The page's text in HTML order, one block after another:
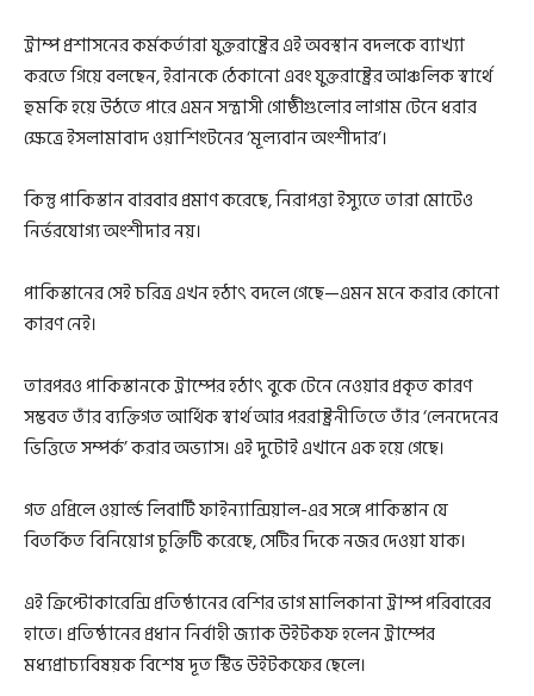
ট্রাম্প প্রশাসনের কর্মকর্তারা যুক্তরাষ্ট্রের এই অবস্থান বদলকে ব্যাখ্যা
করতে গিয়ে বলছেন, ইরানকে ঠেকানো এবং যুক্তরাষ্ট্রের আঞ্চলিক স্বার্থে
হুমকি হয়ে উঠতে পারে এমন সন্ত্রাসী গোষ্ঠীগুলোর লাগাম টেনে ধরার
ক্ষেত্রে ইসলামাবাদ ওয়াশিংটনের ‘মূল্যবান অংশীদার’।
কিন্তু পাকিস্তান বারবার প্রমাণ করেছে, নিরাপত্তা ইস্যুতে তারা মোটেও
নির্ভরযোগ্য অংশীদার নয়।
পাকিস্তানের সেই চরিত্র এখন হঠাৎ বদলে গেছে—এমন মনে করার কোনো
কারণ নেই।
তারপরও পাকিস্তানকে ট্রাম্পের হঠাৎ বুকে টেনে নেওয়ার প্রকৃত কারণ
সম্ভবত তাঁর ব্যক্তিগত আর্থিক স্বার্থ আর পররাষ্ট্রনীতিতে তাঁর ‘লেনদেনের
ভিত্তিতে সম্পর্ক’ করার অভ্যাস। এই দুটোই এখানে এক হয়ে গেছে।
গত এপ্রিলে ওয়ার্ল্ড লিবার্টি ফাইন্যান্সিয়াল-এর সঙ্গে পাকিস্তান যে
বিতর্কিত বিনিয়োগ চুক্তিটি করেছে, সেটির দিকে নজর দেওয়া যাক।
এই ক্রিপ্টোকারেন্সি প্রতিষ্ঠানের বেশির ভাগ মালিকানা ট্রাম্প পরিবারের
হাতে। প্রতিষ্ঠানের প্রধান নির্বাহী জ্যাক উইটকফ হলেন ট্রাম্পের
মধ্যপ্রাচ্যবিষয়ক বিশেষ দূত স্টিভ উইটকফের ছেলে।